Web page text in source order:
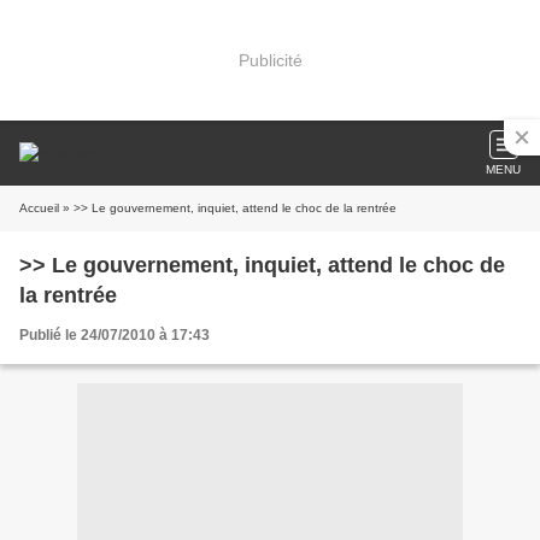
Publicité
MENU
Accueil » >> Le gouvernement, inquiet, attend le choc de la rentrée
>> Le gouvernement, inquiet, attend le choc de
la rentrée
Publié le 24/07/2010 à 17:43